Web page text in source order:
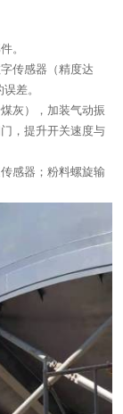
。
传感器（精度达
差。
灰），加装气动振
，提升开关速度与
感器；粉料螺旋输